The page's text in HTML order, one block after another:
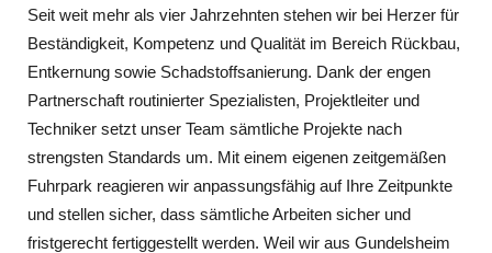
Seit weit mehr als vier Jahrzehnten stehen wir bei Herzer für
Beständigkeit, Kompetenz und Qualität im Bereich Rückbau,
Entkernung sowie Schadstoffsanierung. Dank der engen
Partnerschaft routinierter Spezialisten, Projektleiter und
Techniker setzt unser Team sämtliche Projekte nach
strengsten Standards um. Mit einem eigenen zeitgemäßen
Fuhrpark reagieren wir anpassungsfähig auf Ihre Zeitpunkte
und stellen sicher, dass sämtliche Arbeiten sicher und
fristgerecht fertiggestellt werden. Weil wir aus Gundelsheim